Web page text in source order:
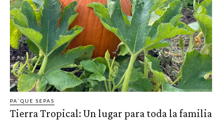
PA`QUE SEPAS
Tierra Tropical: Un lugar para toda la familia